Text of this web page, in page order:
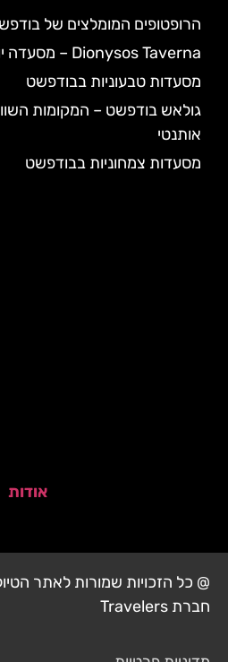
הרופטופים המומלצים של
Dionysos Taverna – מסעדה יוונית מומלצת
מסעדות טבעוניות בבודפשט
גולאש בודפשט – המקומות
אותנטי
מסעדות צמחוניות בבודפשט
אודות
@ כל הזכויות שמורות לאתר
חברת Travelers